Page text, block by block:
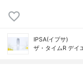
IPSA(イプサ)
ザ・タイムR デイ